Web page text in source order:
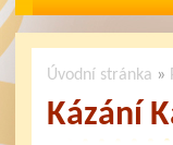
Úvodní stránka »
Kázání